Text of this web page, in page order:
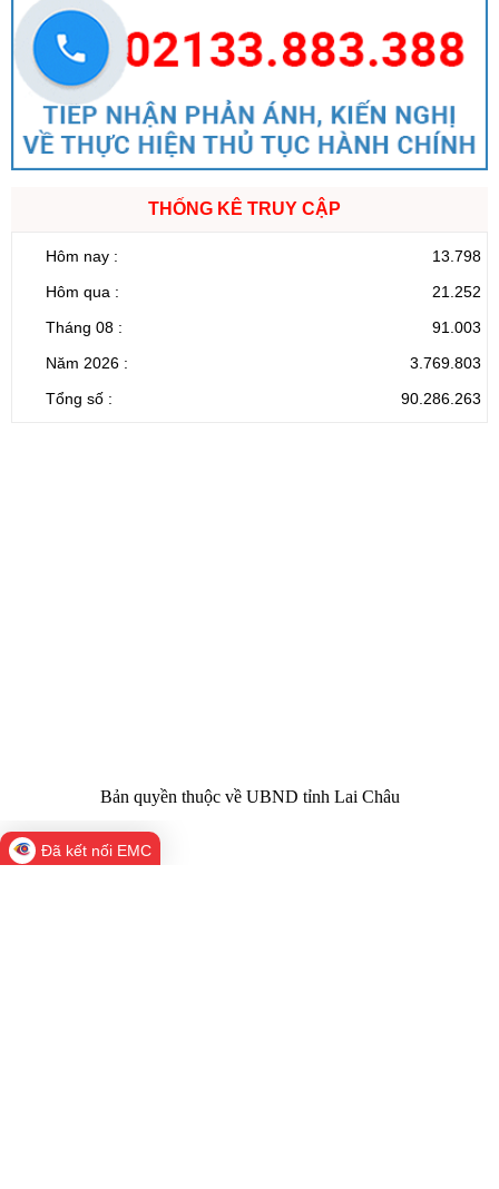
THỐNG KÊ TRUY CẬP
Hôm nay :
13.798
Hôm qua :
21.252
Tháng 08 :
91.003
Năm 2026 :
3.769.803
Tổng số :
90.286.263
Bản quyền thuộc về UBND tỉnh Lai Châu
Đã kết nối EMC